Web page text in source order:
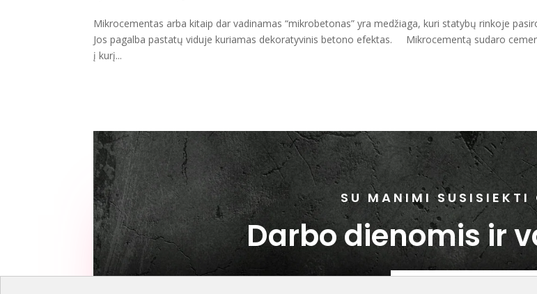
Mikrocementas arba kitaip dar vadinamas “mikrobetonas” yra medžiaga, kuri statybų rinkoje
Jos pagalba pastatų viduje kuriamas dekoratyvinis betono efektas. Mikrocementą sudaro
į kurį...
SU MANIMI SUSISIEKTI
Darbo dienomis ir